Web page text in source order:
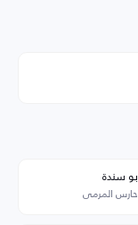
بو سندة
حارس المرمى